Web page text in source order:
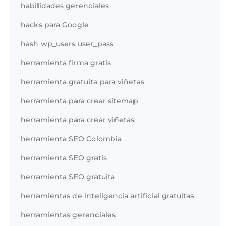
habilidades gerenciales
hacks para Google
hash wp_users user_pass
herramienta firma gratis
herramienta gratuita para viñetas
herramienta para crear sitemap
herramienta para crear viñetas
herramienta SEO Colombia
herramienta SEO gratis
herramienta SEO gratuita
herramientas de inteligencia artificial gratuitas
herramientas gerenciales